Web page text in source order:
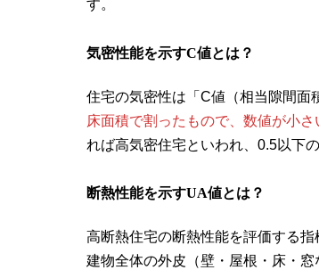
す。
気密性能を示すC値とは？
住宅の気密性は「C値（相当隙間面
床面積で割ったもので、数値が小
れば高気密住宅といわれ、0.5以下
断熱性能を示すUA値とは？
高断熱住宅の断熱性能を評価する
建物全体の外皮（壁・屋根・床・